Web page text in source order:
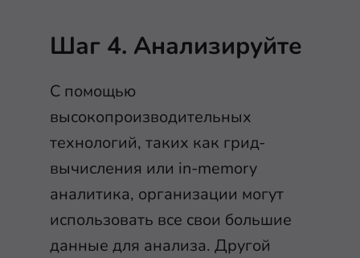
Шаг 4. Анализируйте
С помощью
высокопроизводительных
технологий, таких как грид-
вычисления или in-memory
аналитика, организации могут
использовать все свои большие
данные для анализа. Другой